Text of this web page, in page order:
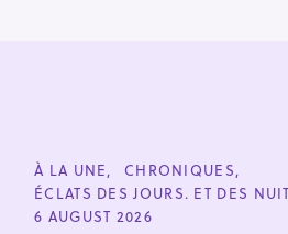
C
A
T
E
À LA UNE
CHRONIQUES
ÉCLATS DES JOURS. ET DES
6 AUGUST 2026
a
r